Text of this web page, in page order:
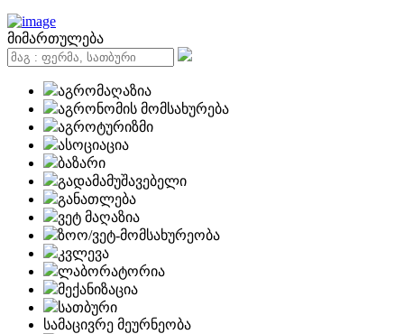
მიმართულება
აგრომაღაზია
აგრონომის მომსახურება
აგროტურიზმი
ასოციაცია
ბაზარი
გადამამუშავებელი
განათლება
ვეტ მაღაზია
ზოო/ვეტ-მომსახურეობა
კვლევა
ლაბორატორია
მექანიზაცია
სათბური
სამაცივრე მეურნეობა